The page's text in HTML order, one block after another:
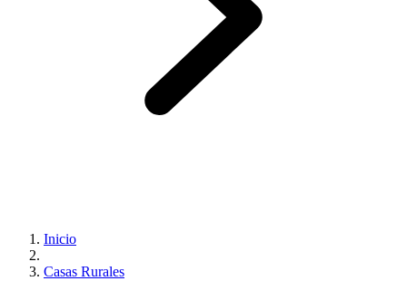
Inicio
Casas Rurales